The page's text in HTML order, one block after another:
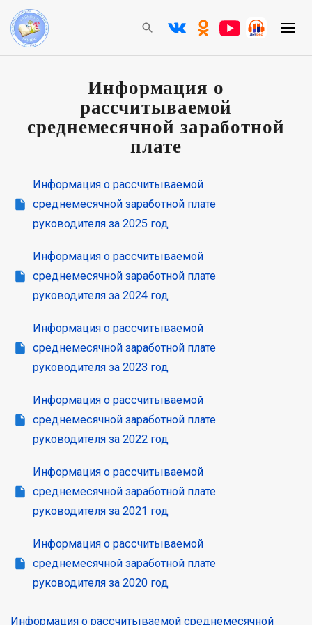
Информация о
рассчитываемой
среднемесячной заработной
плате
Информация о рассчитываемой
среднемесячной заработной плате
руководителя за 2025 год
Информация о рассчитываемой
среднемесячной заработной плате
руководителя за 2024 год
Информация о рассчитываемой
среднемесячной заработной плате
руководителя за 2023 год
Информация о рассчитываемой
среднемесячной заработной плате
руководителя за 2022 год
Информация о рассчитываемой
среднемесячной заработной плате
руководителя за 2021 год
Информация о рассчитываемой
среднемесячной заработной плате
руководителя за 2020 год
Информация о рассчитываемой среднемесячной